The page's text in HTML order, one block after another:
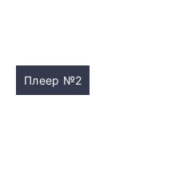
Плеер №2